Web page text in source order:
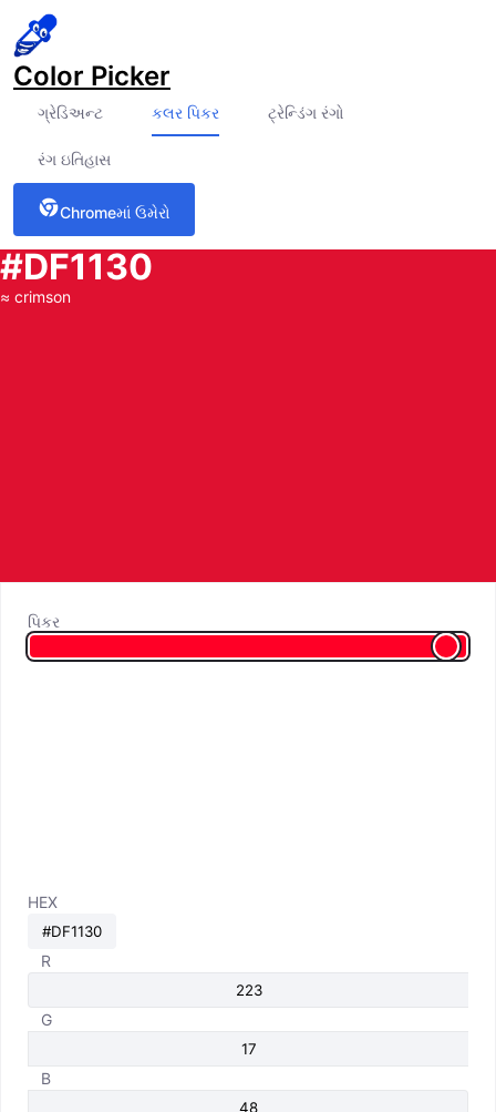
Color Picker
ગ્રેડિઅન્ટ કલર પિકર ટ્રેન્ડિંગ રંગો
રંગ ઇતિહાસ
Chromeમાં ઉમેરો
#DF1130
≈ crimson
પિકર
HEX
R
G
B